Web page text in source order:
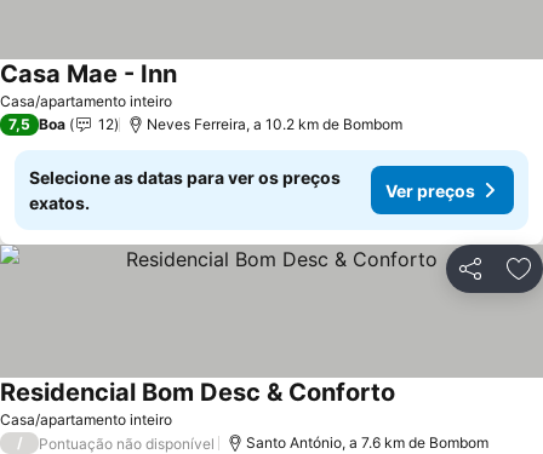
Casa/apartamento inteiro
Casa Mae - Inn
7,5 Boa 12 Neves Ferreira, a 10.2 km de Bombom
Selecione as datas para ver os preços
exatos.
Ver preços
Partilhar
Casa/apartamento inteiro
Residencial Bom Desc & Conforto
/ Pontuação não disponível Santo António, a 7.6 km de Bombom